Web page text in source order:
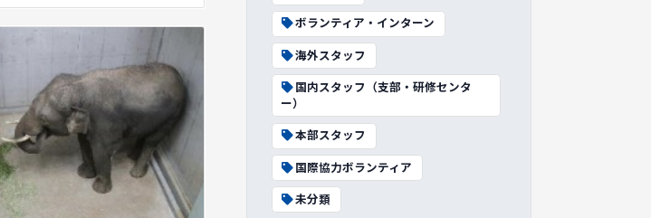
ボランティア・インターン
海外スタッフ
国内スタッフ（支部・研修センタ
ー）
本部スタッフ
国際協力ボランティア
未分類